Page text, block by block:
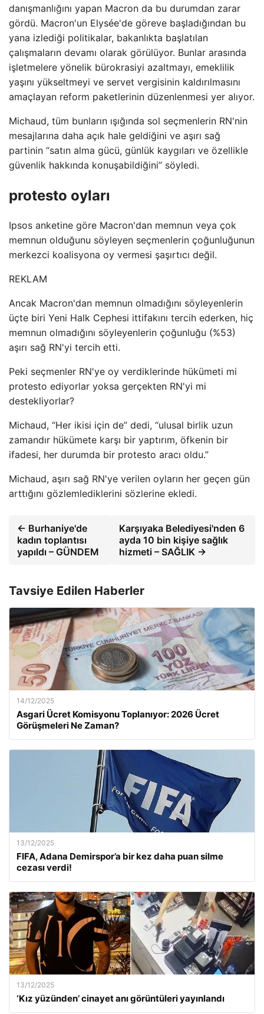
danışmanlığını yapan Macron da bu durumdan zarar
gördü. Macron'un Elysée'de göreve başladığından bu
yana izlediği politikalar, bakanlıkta başlatılan
çalışmaların devamı olarak görülüyor. Bunlar arasında
işletmelere yönelik bürokrasiyi azaltmayı, emeklilik
yaşını yükseltmeyi ve servet vergisinin kaldırılmasını
amaçlayan reform paketlerinin düzenlenmesi yer alıyor.
Michaud, tüm bunların ışığında sol seçmenlerin RN'nin
mesajlarına daha açık hale geldiğini ve aşırı sağ
partinin “satın alma gücü, günlük kaygıları ve özellikle
güvenlik hakkında konuşabildiğini” söyledi.
protesto oyları
Ipsos anketine göre Macron'dan memnun veya çok
memnun olduğunu söyleyen seçmenlerin çoğunluğunun
merkezci koalisyona oy vermesi şaşırtıcı değil.
REKLAM
Ancak Macron'dan memnun olmadığını söyleyenlerin
üçte biri Yeni Halk Cephesi ittifakını tercih ederken, hiç
memnun olmadığını söyleyenlerin çoğunluğu (%53)
aşırı sağ RN'yi tercih etti.
Peki seçmenler RN'ye oy verdiklerinde hükümeti mi
protesto ediyorlar yoksa gerçekten RN'yi mi
destekliyorlar?
Michaud, “Her ikisi için de” dedi, “ulusal birlik uzun
zamandır hükümete karşı bir yaptırım, öfkenin bir
ifadesi, her durumda bir protesto aracı oldu.”
Michaud, aşırı sağ RN'ye verilen oyların her geçen gün
arttığını gözlemlediklerini sözlerine ekledi.
← Burhaniye'de
kadın toplantısı
yapıldı – GÜNDEM
Karşıyaka Belediyesi'nden 6
ayda 10 bin kişiye sağlık
hizmeti – SAĞLIK →
Tavsiye Edilen Haberler
14/12/2025
Asgari Ücret Komisyonu Toplanıyor: 2026 Ücret
Görüşmeleri Ne Zaman?
13/12/2025
FIFA, Adana Demirspor’a bir kez daha puan silme
cezası verdi!
13/12/2025
‘Kız yüzünden’ cinayet anı görüntüleri yayınlandı